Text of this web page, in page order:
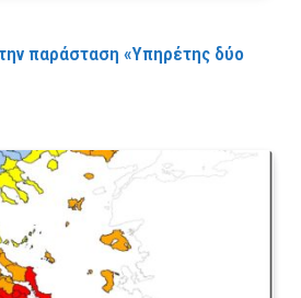
παράσταση «Υπηρέτης δύο